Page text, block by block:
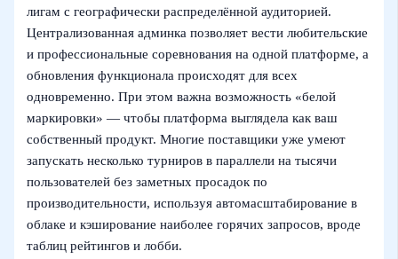
лигам с географически распределённой аудиторией.
Централизованная админка позволяет вести любительские
и профессиональные соревнования на одной платформе, а
обновления функционала происходят для всех
одновременно. При этом важна возможность «белой
маркировки» — чтобы платформа выглядела как ваш
собственный продукт. Многие поставщики уже умеют
запускать несколько турниров в параллели на тысячи
пользователей без заметных просадок по
производительности, используя автомасштабирование в
облаке и кэширование наиболее горячих запросов, вроде
таблиц рейтингов и лобби.